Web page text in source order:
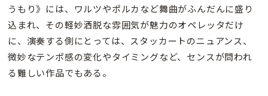
うもり》には、ワルツやポルカなど舞曲がふんだんに盛り
込まれ、その軽妙洒脱な雰囲気が魅力のオペレッタだけ
に、演奏する側にとっては、スタッカートのニュアンス、
微妙なテンポ感の変化やタイミングなど、センスが問われ
る難しい作品でもある。